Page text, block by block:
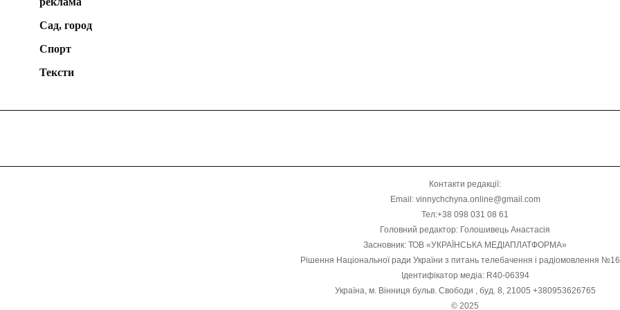
Сад, город
Спорт
Тексти
Контакти редакції:
Email: vinnychchyna.online@gmail.com
Тел:+38 098 031 08 61
Головний редактор: Голошивець Анастасія
Засновник: ТОВ «УКРАЇНСЬКА МЕДІАПЛАТФОРМА»
Рішення Національної ради України з питань телебачення і радіомовлення
Ідентифікатор медіа: R40-06394
Україна, м. Вінниця бульв. Свободи , буд. 8, 21005 +380953626765
© 2025